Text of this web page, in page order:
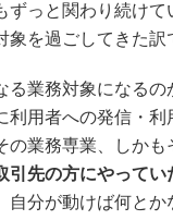
ずっと関わり続け
を過ごしてきた訳
る業務対象になる
用者への発信・
の業務専業、しかも
引先の方にやって
自分が動けば何と